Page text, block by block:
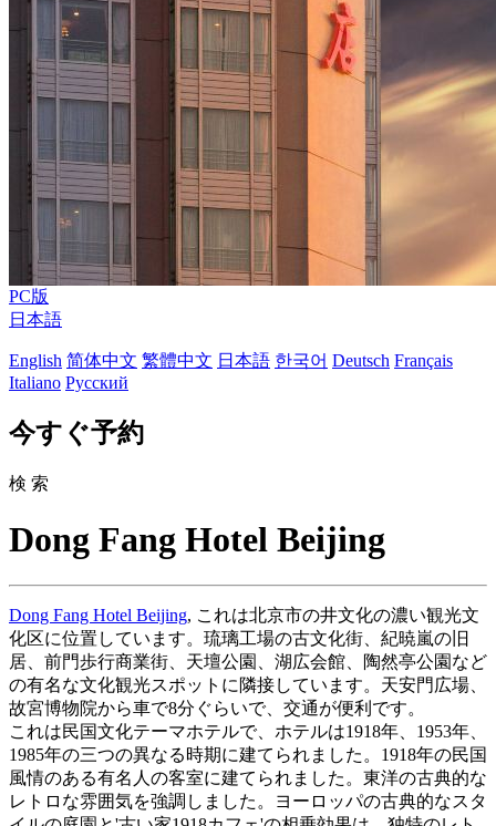
PC版
日本語
English 简体中文 繁體中文 日本語 한국어 Deutsch Français
Italiano Русский
今すぐ予約
検 索
Dong Fang Hotel Beijing
Dong Fang Hotel Beijing, これは北京市の井文化の濃い観光文
化区に位置しています。琉璃工場の古文化街、紀暁嵐の旧
居、前門歩行商業街、天壇公園、湖広会館、陶然亭公園など
の有名な文化観光スポットに隣接しています。天安門広場、
故宮博物院から車で8分ぐらいで、交通が便利です。
これは民国文化テーマホテルで、ホテルは1918年、1953年、
1985年の三つの異なる時期に建てられました。1918年の民国
風情のある有名人の客室に建てられました。東洋の古典的な
レトロな雰囲気を強調しました。ヨーロッパの古典的なスタ